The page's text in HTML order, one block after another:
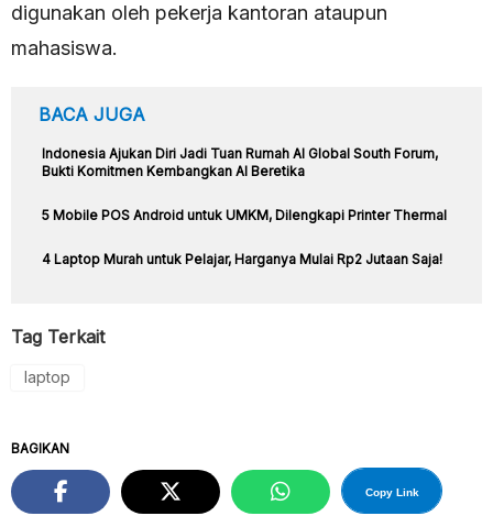
digunakan oleh pekerja kantoran ataupun
mahasiswa.
BACA JUGA
Indonesia Ajukan Diri Jadi Tuan Rumah AI Global South Forum,
Bukti Komitmen Kembangkan AI Beretika
5 Mobile POS Android untuk UMKM, Dilengkapi Printer Thermal
4 Laptop Murah untuk Pelajar, Harganya Mulai Rp2 Jutaan Saja!
Tag Terkait
laptop
BAGIKAN
Copy Link